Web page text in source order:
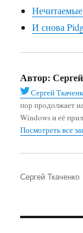
И снова
Автор:
Сергей
пор продолжает
Windows и её
Посмотреть все
Автор
Сергей Ткаченко